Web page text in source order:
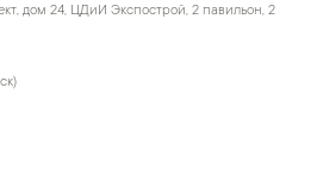
дом 24, ЦДиИ Экспострой, 2 павильон, 2